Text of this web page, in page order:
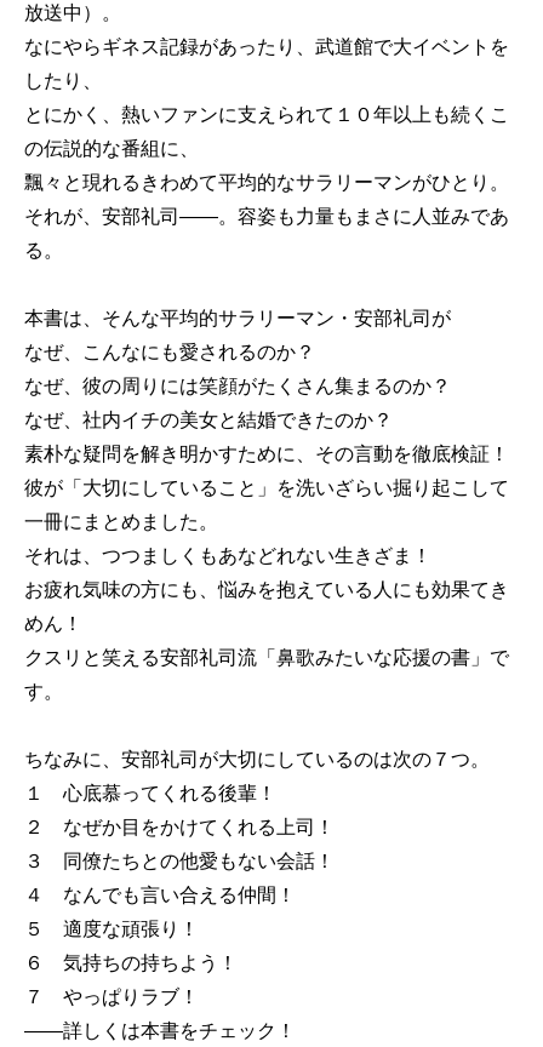
放送中）。
なにやらギネス記録があったり、武道館で大イベントを
したり、
とにかく、熱いファンに支えられて１０年以上も続くこ
の伝説的な番組に、
飄々と現れるきわめて平均的なサラリーマンがひとり。
それが、安部礼司――。容姿も力量もまさに人並みであ
る。
本書は、そんな平均的サラリーマン・安部礼司が
なぜ、こんなにも愛されるのか？
なぜ、彼の周りには笑顔がたくさん集まるのか？
なぜ、社内イチの美女と結婚できたのか？
素朴な疑問を解き明かすために、その言動を徹底検証！
彼が「大切にしていること」を洗いざらい掘り起こして
一冊にまとめました。
それは、つつましくもあなどれない生きざま！
お疲れ気味の方にも、悩みを抱えている人にも効果てき
めん！
クスリと笑える安部礼司流「鼻歌みたいな応援の書」で
す。
ちなみに、安部礼司が大切にしているのは次の７つ。
１ 心底慕ってくれる後輩！
２ なぜか目をかけてくれる上司！
３ 同僚たちとの他愛もない会話！
４ なんでも言い合える仲間！
５ 適度な頑張り！
６ 気持ちの持ちよう！
７ やっぱりラブ！
――詳しくは本書をチェック！